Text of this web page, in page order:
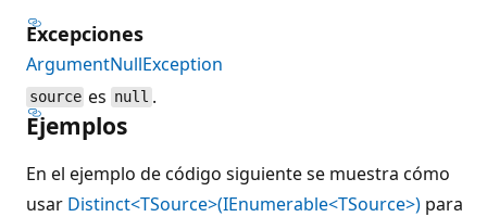
Excepciones
ArgumentNullException
source es null .
Ejemplos
En el ejemplo de código siguiente se muestra cómo
usar Distinct<TSource>(IEnumerable<TSource>) para